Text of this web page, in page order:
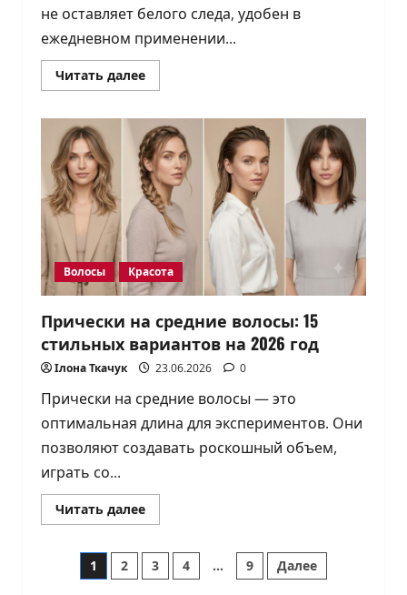
не оставляет белого следа, удобен в
ежедневном применении...
Читать далееПрочитать
больше
солнцезащитных
кремов
SPF
50
для
лица:
как
выбрать
свой
Волосы Красота
Прически на средние волосы: 15
стильных вариантов на 2026 год
Ілона Ткачук 23.06.2026 0
Прически на средние волосы — это
оптимальная длина для экспериментов. Они
позволяют создавать роскошный объем,
играть со...
Читать далееПрочитать
больше
на
средние
волосы:
Пагинация
1 2 3 4 … 9 Далее